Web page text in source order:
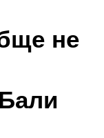
не